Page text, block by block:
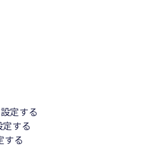
定する
する
る